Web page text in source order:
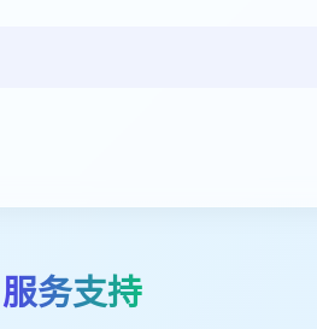
服务支持